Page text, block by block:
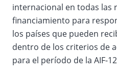
internacional en todas las
financiamiento para
los países que pueden
dentro de los criterios de
para el período de la AIF-